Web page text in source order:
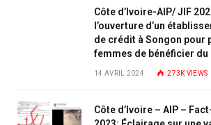
Côte d’Ivoire-AIP/ JIF
l’ouverture d’un
de crédit à Songon pour
femmes de bénéficier du
14 AVRIL 2024 273K VIEWS
Côte d’Ivoire – AIP –